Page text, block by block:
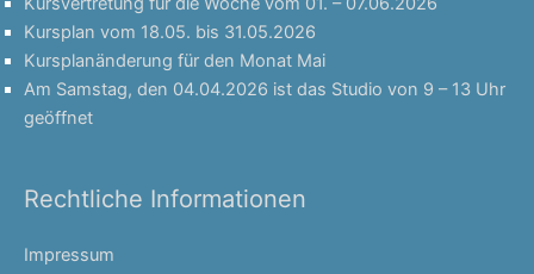
Kursplan vom 18.05. bis 31.05.2026
Kursplanänderung für den Monat Mai
Am Samstag, den 04.04.2026 ist das Studio von 9 – 13 Uhr
geöffnet
Rechtliche Informationen
Impressum